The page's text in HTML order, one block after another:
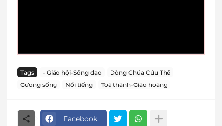
Tags - Giáo hội-Sống đạo
Dòng Chúa Cứu Thế
Gương sống
Nổi tiếng Toà thánh-Giáo hoàng
Facebook